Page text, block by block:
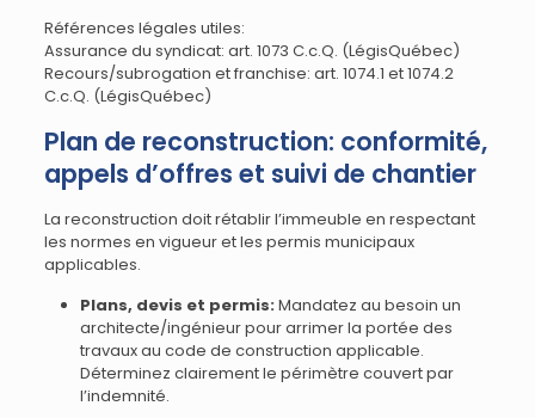
Références légales utiles:
Assurance du syndicat: art. 1073 C.c.Q. (LégisQuébec)
Recours/subrogation et franchise: art. 1074.1 et 1074.2
C.c.Q. (LégisQuébec)
Plan de reconstruction: conformité,
appels d’offres et suivi de chantier
La reconstruction doit rétablir l’immeuble en respectant
les normes en vigueur et les permis municipaux
applicables.
Plans, devis et permis:Mandatez au besoin un
architecte/ingénieur pour arrimer la portée des
travaux au code de construction applicable.
Déterminez clairement le périmètre couvert par
l’indemnité.